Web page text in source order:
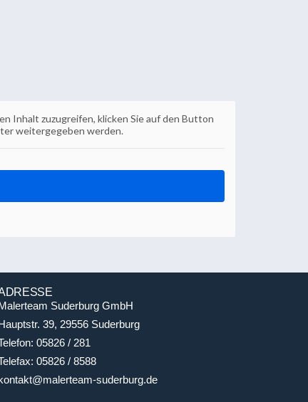
Inhalt zuzugreifen, klicken Sie auf den Button
weitergegeben werden.
Suderburg GmbH
39, 29556 Suderburg
05826 / 281
05826 / 8588
suderburg.de